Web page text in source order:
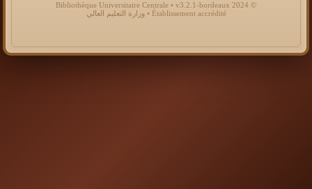
© 2024 Bibliothèque Universitaire Centrale • v3.2.1-bordeaux
Établissement accrédité • وزارة التعليم العالي